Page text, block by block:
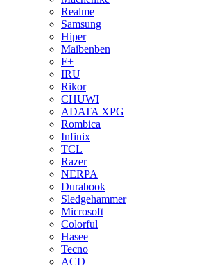
Realme
Samsung
Hiper
Maibenben
F+
IRU
Rikor
CHUWI
ADATA XPG
Rombica
Infinix
TCL
Razer
NERPA
Durabook
Sledgehammer
Microsoft
Colorful
Hasee
Tecno
ACD